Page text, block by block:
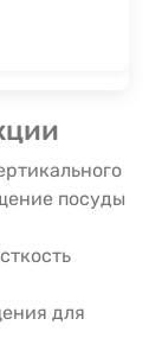
посуды
для